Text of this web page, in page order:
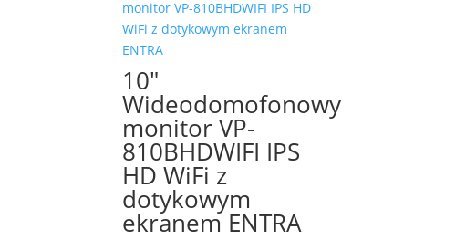
10″
Wideodomofonowy
monitor VP-
810BHDWIFI IPS
HD WiFi z
dotykowym
ekranem ENTRA